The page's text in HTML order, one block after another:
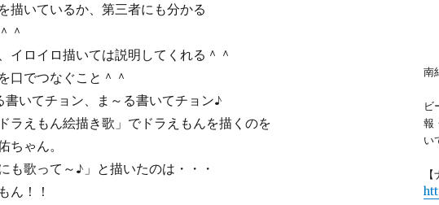
描いているか、第三者にも分かる
＾
イロイロ描いては説明してくれる＾＾
口でつなぐこと＾＾
書いてチョン、ま～る書いてチョン♪
ラえもん絵描き歌」でドラえもんを描くのを
ちゃん。
も歌って～♪」と描いたのは・・・
ん！！
南
ビ
報
い